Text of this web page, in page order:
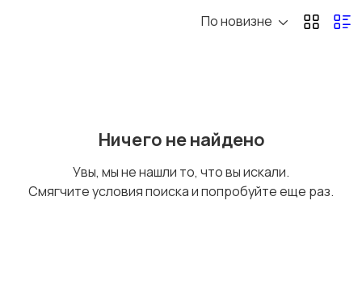
аккумуляторы
По новизне
Ничего не найдено
Увы, мы не нашли то, что вы искали.
Смягчите условия поиска и попробуйте еще раз.